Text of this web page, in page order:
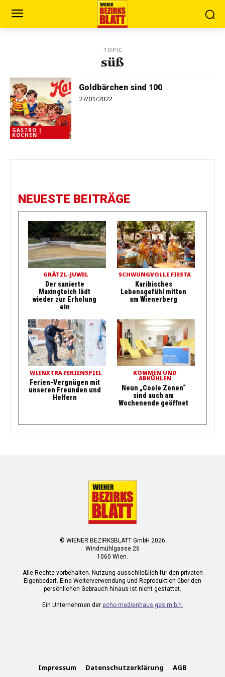
TOPIC
süß
GASTRO |
KOCHEN
Goldbärchen sind 100
27/01/2022
NEUESTE BEITRÄGE
GRÄTZL-JUWEL
Der sanierte
Maxingteich lädt
wieder zur Erholung
ein
SCHWUNGVOLLE FIESTA
Karibisches
Lebensgefühl mitten
am Wienerberg
WIENXTRA FERIENSPIEL
Ferien-Vergnügen mit
unseren Freunden und
Helfern
KOMMEN UND
ABKÜHLEN
Neun „Coole Zonen“
sind auch am
Wochenende geöffnet
© WIENER BEZIRKSBLATT GmbH 2026
Windmühlgasse 26
1060 Wien.
Alle Rechte vorbehalten. Nutzung ausschließlich für den privaten
Eigenbedarf. Eine Weiterverwendung und Reproduktion über den
persönlichen Gebrauch hinaus ist nicht gestattet.
Ein Unternehmen der echo medienhaus ges.m.b.h.
Impressum Datenschutzerklärung AGB